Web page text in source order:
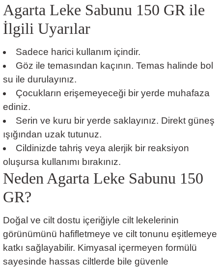
Agarta Leke Sabunu 150 GR ile
İlgili Uyarılar
Sadece harici kullanım içindir.
Göz ile temasından kaçının. Temas halinde bol
su ile durulayınız.
Çocukların erişemeyeceği bir yerde muhafaza
ediniz.
Serin ve kuru bir yerde saklayınız. Direkt güneş
ışığından uzak tutunuz.
Cildinizde tahriş veya alerjik bir reaksiyon
oluşursa kullanımı bırakınız.
Neden Agarta Leke Sabunu 150
GR?
Doğal ve cilt dostu içeriğiyle cilt lekelerinin
görünümünü hafifletmeye ve cilt tonunu eşitlemeye
katkı sağlayabilir. Kimyasal içermeyen formülü
sayesinde hassas ciltlerde bile güvenle